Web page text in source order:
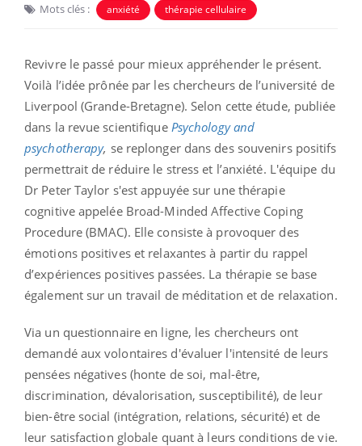
Mots clés : anxiété thérapie cellulaire
Revivre le passé pour mieux appréhender le présent.
Voilà l’idée prônée par les chercheurs de l’université de
Liverpool (Grande-Bretagne). Selon cette étude, publiée
dans la revue scientifique Psychology and
psychotherapy, se replonger dans des souvenirs positifs
permettrait de réduire le stress et l’anxiété. L'équipe du
Dr Peter Taylor s'est appuyée sur une thérapie
cognitive appelée Broad-Minded Affective Coping
Procedure (BMAC). Elle consiste à provoquer des
émotions positives et relaxantes à partir du rappel
d’expériences positives passées. La thérapie se base
également sur un travail de méditation et de relaxation.
Via un questionnaire en ligne, les chercheurs ont
demandé aux volontaires d'évaluer l'intensité de leurs
pensées négatives (honte de soi, mal-être,
discrimination, dévalorisation, susceptibilité), de leur
bien-être social (intégration, relations, sécurité) et de
leur satisfaction globale quant à leurs conditions de vie.